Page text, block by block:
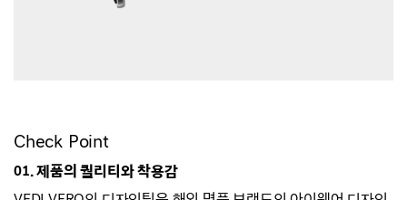
Check Point
01. 제품의 퀄리티와 착용감